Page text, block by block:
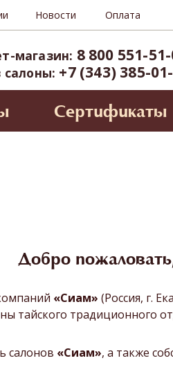
Новости Оплата
магазин: 8 800 551-
салоны: +7 (343) 385-
Сертификаты
Добро
«Сиам» (Россия, г.
тайского традиционного
салонов «Сиам», а также